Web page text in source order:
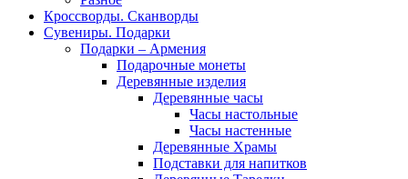
Кроссворды. Сканворды
Сувениры. Подарки
Подарки – Армения
Подарочные монеты
Деревянные изделия
Деревянные часы
Часы настольные
Часы настенные
Деревянные Храмы
Подставки для напитков